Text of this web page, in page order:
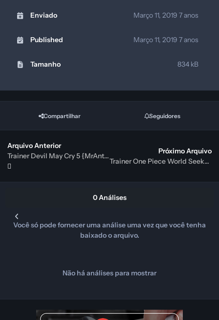
Enviado Março 11, 2019 7 anos
Published Março 11, 2019 7 anos
Tamanho 834 kB
Compartilhar Seguidores
Arquivo Anterior
Trainer Devil May Cry 5 {MrAntiFun}
Próximo Arquivo
Trainer One Piece World Seeker {FLiNG}
0 Análises
Você só pode fornecer uma análise uma vez que você tenha
baixado o arquivo.
Não há análises para mostrar